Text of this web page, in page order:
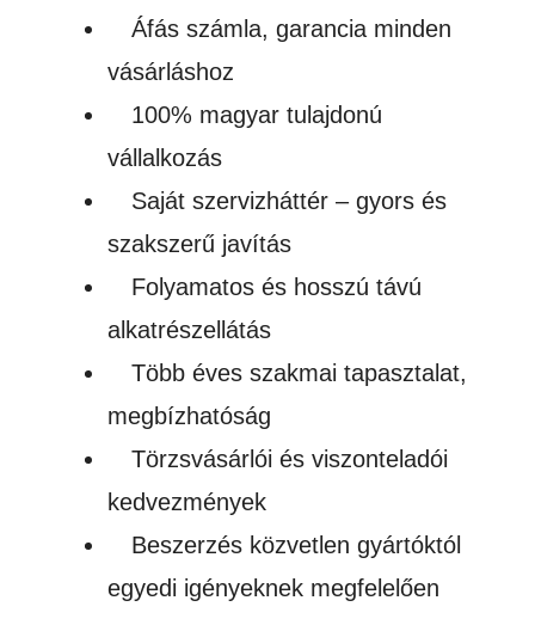
Áfás számla, garancia minden
vásárláshoz
100% magyar tulajdonú
vállalkozás
Saját szervizháttér – gyors és
szakszerű javítás
Folyamatos és hosszú távú
alkatrészellátás
Több éves szakmai tapasztalat,
megbízhatóság
Törzsvásárlói és viszonteladói
kedvezmények
Beszerzés közvetlen gyártóktól
egyedi igényeknek megfelelően